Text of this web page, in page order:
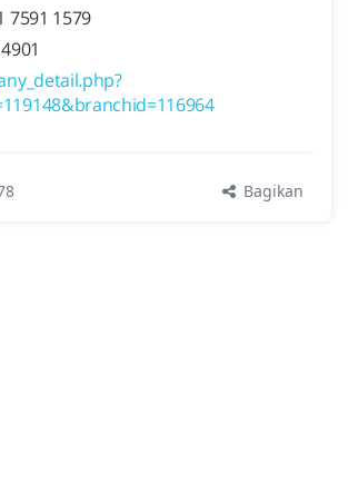
021 7591 1579
Bagikan